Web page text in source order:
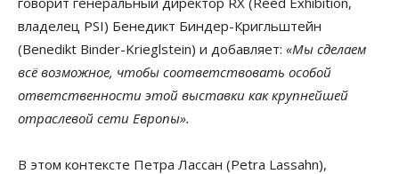
владелец PSI) Бенедикт Биндер-Кригльштейн
(Benedikt Binder-Krieglstein) и добавляет: «Мы сделаем
всё возможное, чтобы соответствовать особой
ответственности этой выставки как крупнейшей
отраслевой сети Европы».
В этом контексте Петра Лассан (Petra Lassahn),